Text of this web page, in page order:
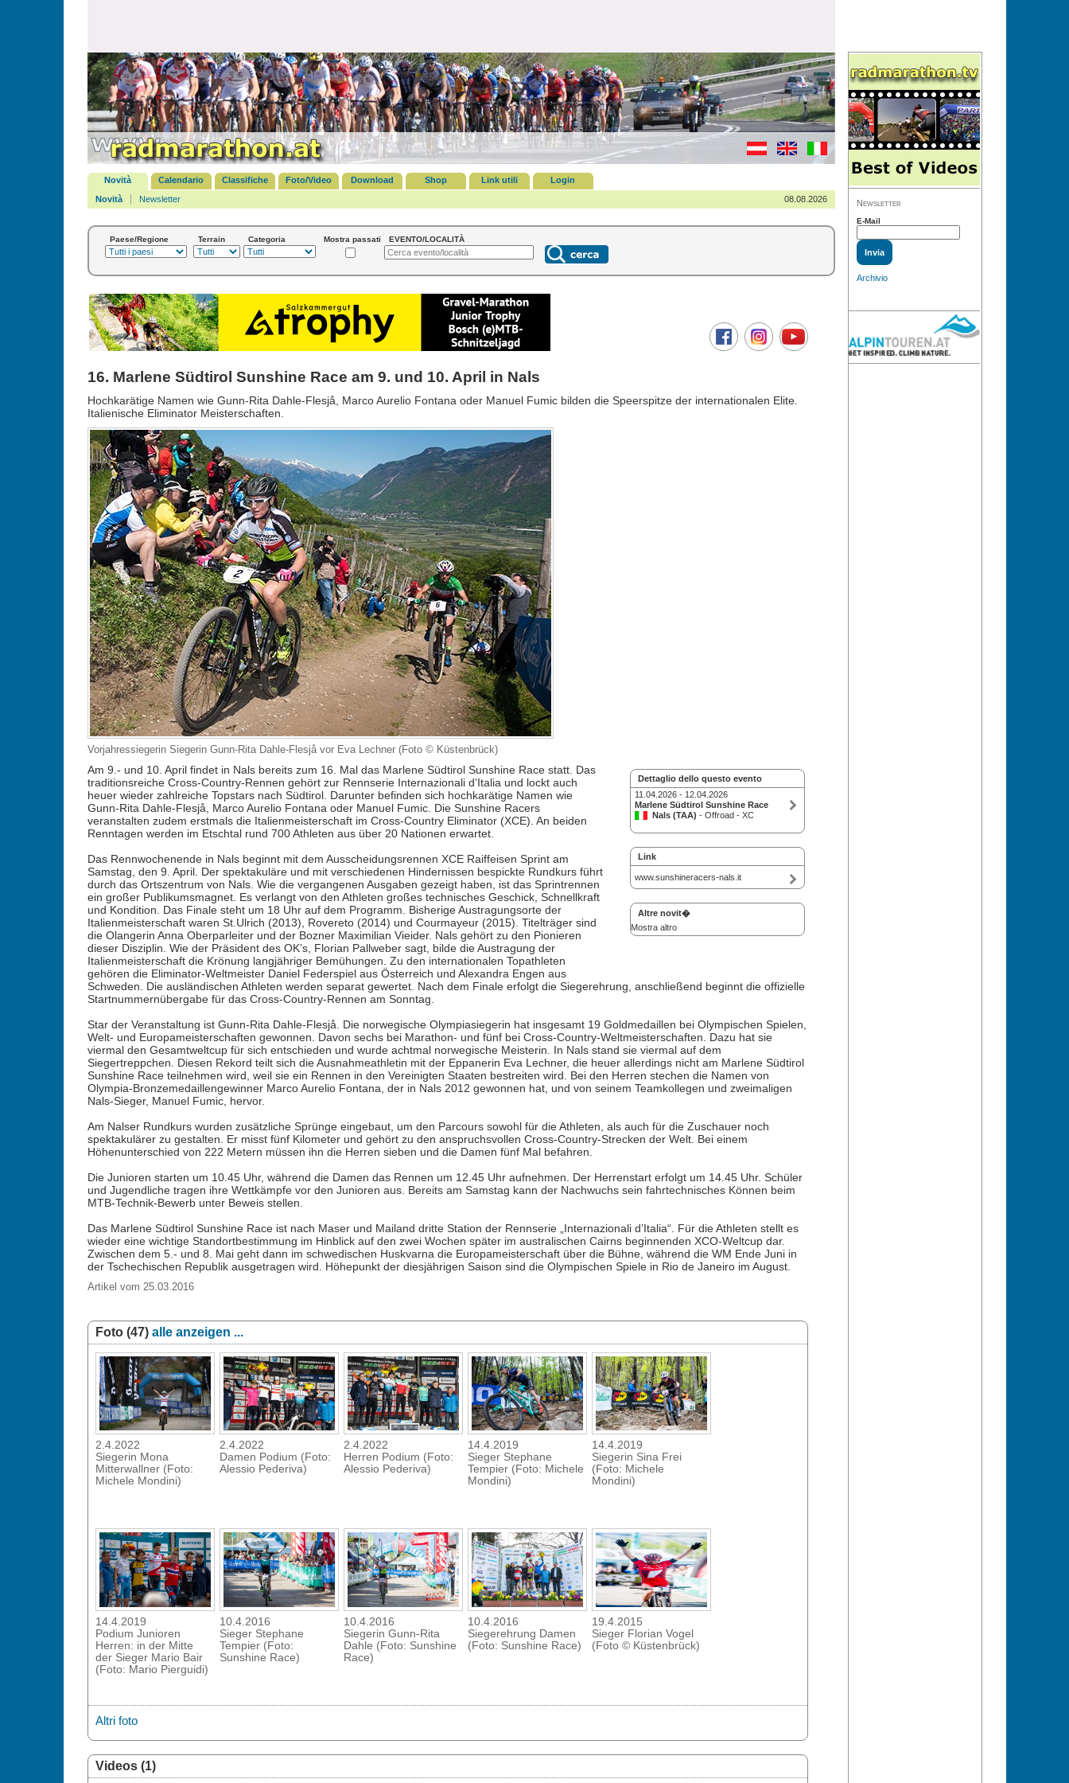
Novità Calendario Classifiche Foto/Video Download Shop Link utili
Login
Novità
Newsletter 08.08.2026
Paese/Regione Terrain Categoria Mostra passati EVENTO/LOCALITÀ
16. Marlene Südtirol Sunshine Race am 9. und 10. April in Nals
Hochkarätige Namen wie Gunn-Rita Dahle-Flesjå, Marco Aurelio Fontana oder Manuel Fumic bilden die Speerspitze der internationalen Elite.
Italienische Eliminator Meisterschaften.
Vorjahressiegerin Siegerin Gunn-Rita Dahle-Flesjå vor Eva Lechner (Foto © Küstenbrück)
Dettaglio dello questo evento
11.04.2026 - 12.04.2026
Marlene Südtirol Sunshine Race
Nals (TAA) - Offroad - XC
Link
www.sunshineracers-nals.it
Altre novit�
Mostra altro
Am 9.- und 10. April findet in Nals bereits zum 16. Mal das Marlene Südtirol Sunshine Race statt. Das
traditionsreiche Cross-Country-Rennen gehört zur Rennserie Internazionali d’Italia und lockt auch
heuer wieder zahlreiche Topstars nach Südtirol. Darunter befinden sich hochkarätige Namen wie
Gunn-Rita Dahle-Flesjå, Marco Aurelio Fontana oder Manuel Fumic. Die Sunshine Racers
veranstalten zudem erstmals die Italienmeisterschaft im Cross-Country Eliminator (XCE). An beiden
Renntagen werden im Etschtal rund 700 Athleten aus über 20 Nationen erwartet.
Das Rennwochenende in Nals beginnt mit dem Ausscheidungsrennen XCE Raiffeisen Sprint am
Samstag, den 9. April. Der spektakuläre und mit verschiedenen Hindernissen bespickte Rundkurs führt
durch das Ortszentrum von Nals. Wie die vergangenen Ausgaben gezeigt haben, ist das Sprintrennen
ein großer Publikumsmagnet. Es verlangt von den Athleten großes technisches Geschick, Schnellkraft
und Kondition. Das Finale steht um 18 Uhr auf dem Programm. Bisherige Austragungsorte der
Italienmeisterschaft waren St.Ulrich (2013), Rovereto (2014) und Courmayeur (2015). Titelträger sind
die Olangerin Anna Oberparleiter und der Bozner Maximilian Vieider. Nals gehört zu den Pionieren
dieser Disziplin. Wie der Präsident des OK’s, Florian Pallweber sagt, bilde die Austragung der
Italienmeisterschaft die Krönung langjähriger Bemühungen. Zu den internationalen Topathleten
gehören die Eliminator-Weltmeister Daniel Federspiel aus Österreich und Alexandra Engen aus
Schweden. Die ausländischen Athleten werden separat gewertet. Nach dem Finale erfolgt die Siegerehrung, anschließend beginnt die offizielle
Startnummernübergabe für das Cross-Country-Rennen am Sonntag.
Star der Veranstaltung ist Gunn-Rita Dahle-Flesjå. Die norwegische Olympiasiegerin hat insgesamt 19 Goldmedaillen bei Olympischen Spielen,
Welt- und Europameisterschaften gewonnen. Davon sechs bei Marathon- und fünf bei Cross-Country-Weltmeisterschaften. Dazu hat sie
viermal den Gesamtweltcup für sich entschieden und wurde achtmal norwegische Meisterin. In Nals stand sie viermal auf dem
Siegertreppchen. Diesen Rekord teilt sich die Ausnahmeathletin mit der Eppanerin Eva Lechner, die heuer allerdings nicht am Marlene Südtirol
Sunshine Race teilnehmen wird, weil sie ein Rennen in den Vereinigten Staaten bestreiten wird. Bei den Herren stechen die Namen von
Olympia-Bronzemedaillengewinner Marco Aurelio Fontana, der in Nals 2012 gewonnen hat, und von seinem Teamkollegen und zweimaligen
Nals-Sieger, Manuel Fumic, hervor.
Am Nalser Rundkurs wurden zusätzliche Sprünge eingebaut, um den Parcours sowohl für die Athleten, als auch für die Zuschauer noch
spektakulärer zu gestalten. Er misst fünf Kilometer und gehört zu den anspruchsvollen Cross-Country-Strecken der Welt. Bei einem
Höhenunterschied von 222 Metern müssen ihn die Herren sieben und die Damen fünf Mal befahren.
Die Junioren starten um 10.45 Uhr, während die Damen das Rennen um 12.45 Uhr aufnehmen. Der Herrenstart erfolgt um 14.45 Uhr. Schüler
und Jugendliche tragen ihre Wettkämpfe vor den Junioren aus. Bereits am Samstag kann der Nachwuchs sein fahrtechnisches Können beim
MTB-Technik-Bewerb unter Beweis stellen.
Das Marlene Südtirol Sunshine Race ist nach Maser und Mailand dritte Station der Rennserie „Internazionali d’Italia“. Für die Athleten stellt es
wieder eine wichtige Standortbestimmung im Hinblick auf den zwei Wochen später im australischen Cairns beginnenden XCO-Weltcup dar.
Zwischen dem 5.- und 8. Mai geht dann im schwedischen Huskvarna die Europameisterschaft über die Bühne, während die WM Ende Juni in
der Tschechischen Republik ausgetragen wird. Höhepunkt der diesjährigen Saison sind die Olympischen Spiele in Rio de Janeiro im August.
Artikel vom 25.03.2016
Foto (47) alle anzeigen ...
2.4.2022
Siegerin Mona
Mitterwallner (Foto:
Michele Mondini)
2.4.2022
Damen Podium (Foto:
Alessio Pederiva)
2.4.2022
Herren Podium (Foto:
Alessio Pederiva)
14.4.2019
Sieger Stephane
Tempier (Foto: Michele
Mondini)
14.4.2019
Siegerin Sina Frei
(Foto: Michele
Mondini)
14.4.2019
Podium Junioren
Herren: in der Mitte
der Sieger Mario Bair
(Foto: Mario Pierguidi)
10.4.2016
Sieger Stephane
Tempier (Foto:
Sunshine Race)
10.4.2016
Siegerin Gunn-Rita
Dahle (Foto: Sunshine
Race)
10.4.2016
Siegerehrung Damen
(Foto: Sunshine Race)
19.4.2015
Sieger Florian Vogel
(Foto © Küstenbrück)
Altri foto
Videos (1)
Newsletter
E-Mail
Archivio